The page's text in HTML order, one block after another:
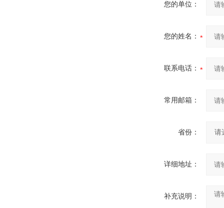
您的单位：
您的姓名：
联系电话：
常用邮箱：
省份：
详细地址：
补充说明：